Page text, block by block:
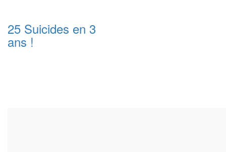
25 Suicides en 3
ans !